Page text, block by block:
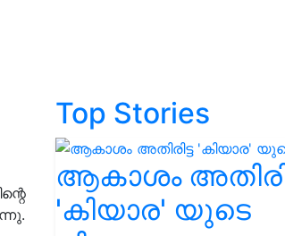
Top Stories
ആകാശം
'കിയാര' യുടെ